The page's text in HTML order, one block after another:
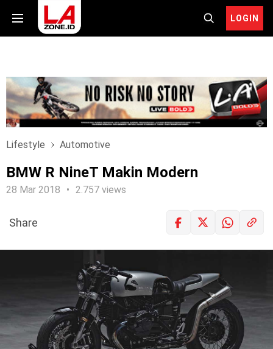
LOGIN
Lifestyle Automotive
BMW R NineT Makin Modern
28 Mar 2018 2.757 views
LOGIN
Share